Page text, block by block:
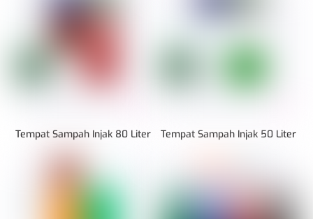
Tempat Sampah Injak 80 Liter Tempat Sampah Injak 50 Liter